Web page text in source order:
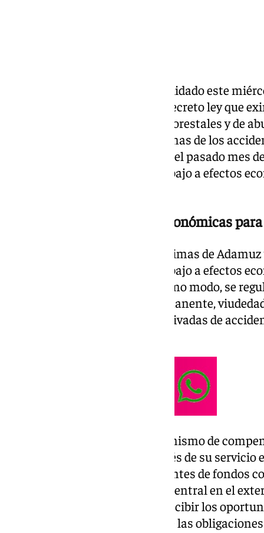
El Pleno del Congreso ha convalidado este
la única abstención de Vox, el decreto ley que
la dana, víctimas de incendios forestales y de
como que permite que las víctimas de los
(Córdoba) y Gelida (Barcelona) del pasado mes
tragedia como accidente de trabajo a efectos
Mejores compensaciones económicas
La norma establece que las víctimas de
tragedia como accidente de trabajo a efectos
incapacidad temporal. Del mismo modo, se
pensiones de incapacidad permanente,
origen en el accidente como derivadas de
Asimismo, se articula un mecanismo de
Ministerio de Exteriores, a través de su
trasvase de parte de sus excedentes de fondos
servicios de la administración central en el
efectos derivados de no poder recibir los
España para efectuar el pago de las